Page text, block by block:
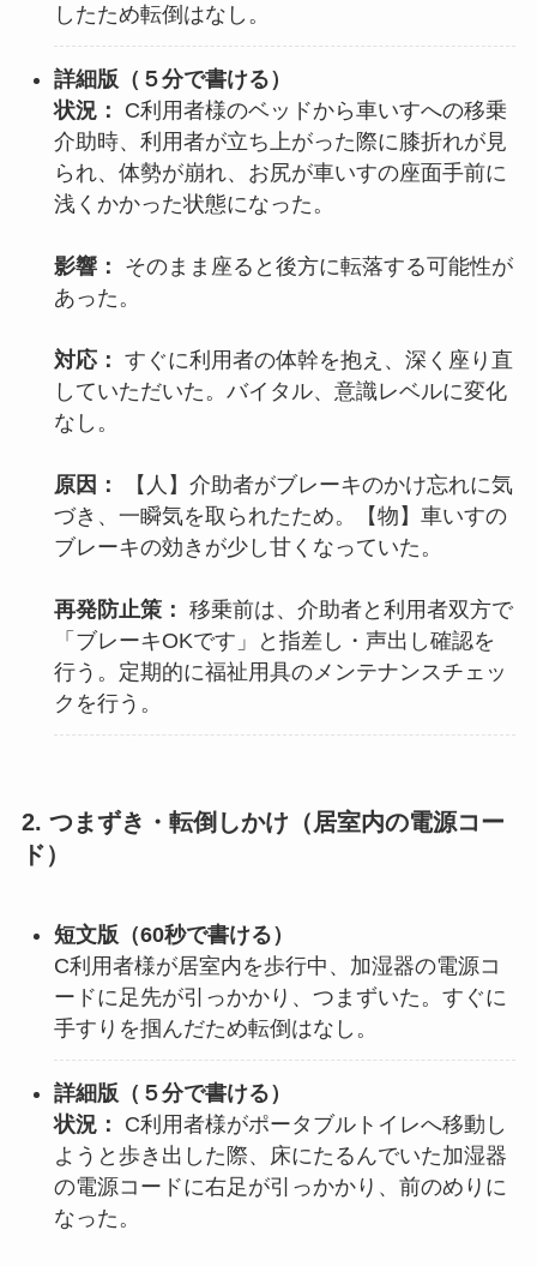
したため転倒はなし。
詳細版（５分で書ける）
状況：
C利用者様のベッドから車いすへの移乗
介助時、利用者が立ち上がった際に膝折れが見
られ、体勢が崩れ、お尻が車いすの座面手前に
浅くかかった状態になった。
影響：
そのまま座ると後方に転落する可能性が
あった。
対応： すぐに利用者の体幹を抱え、深く座り直
していただいた。バイタル、意識レベルに変化
なし。
原因：
【人】介助者がブレーキのかけ忘れに気
づき、一瞬気を取られたため。【物】車いすの
ブレーキの効きが少し甘くなっていた。
再発防止策： 移乗前は、介助者と利用者双方で
「ブレーキOKです」と指差し・声出し確認を
行う。定期的に福祉用具のメンテナンスチェッ
クを行う。
2. つまずき・転倒しかけ（居室内の電源コー
ド）
短文版（60秒で書ける）
C利用者様が居室内を歩行中、加湿器の電源コ
ードに足先が引っかかり、つまずいた。すぐに
手すりを掴んだため転倒はなし。
詳細版（ ５分で書ける）
状況：
C利用者様がポータブルトイレへ移動し
ようと歩き出した際、床にたるんでいた加湿器
の電源コードに右足が引っかかり、前のめりに
なった。